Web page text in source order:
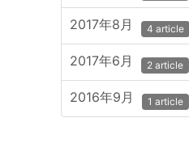
2017年8月 4 article
2017年6月 2 article
2016年9月 1 article